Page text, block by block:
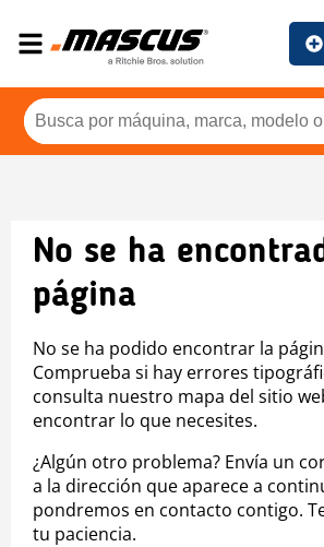
No se ha
página
No se ha podido encontrar la
Comprueba si hay errores
consulta nuestro mapa del sitio
encontrar lo que necesites.
¿Algún otro problema? Envía un
a la dirección que aparece a
pondremos en contacto contigo.
tu paciencia.